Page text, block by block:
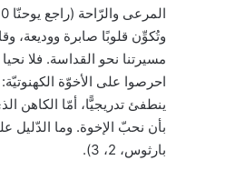
وتُكوِّن قلوبًا صابرة ووديعة،
احرصوا على الأخوّة
ينطفئ تدريجيًّا، أمّا الكاهن
بأن نحبّ الإخوة. وما الدّليل
بارثوس، 2، 3).